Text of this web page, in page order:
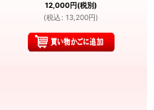
12,000円(税別)
(税込 : 13,200円)